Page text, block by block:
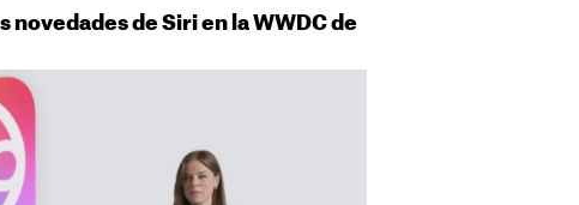
novedades de Siri en la WWDC de